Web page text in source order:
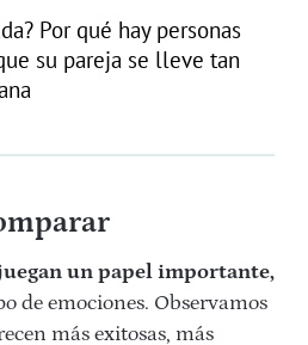
Por qué hay personas
su pareja se lleve tan
un papel importante,
de emociones. Observamos
más exitosas, más